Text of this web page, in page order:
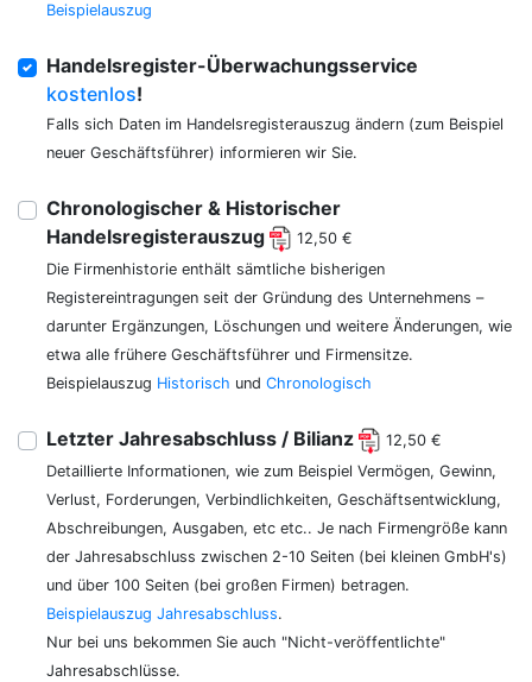
Beispielauszug
Handelsregister-Überwachungsservice
kostenlos!
Falls sich Daten im Handelsregisterauszug ändern (zum Beispiel
neuer Geschäftsführer) informieren wir Sie.
Chronologischer & Historischer
Handelsregisterauszug
12,50 €
Die Firmenhistorie enthält sämtliche bisherigen
Registereintragungen seit der Gründung des Unternehmens –
darunter Ergänzungen, Löschungen und weitere Änderungen, wie
etwa alle frühere Geschäftsführer und Firmensitze.
Beispielauszug Historisch und Chronologisch
Letzter Jahresabschluss / Bilianz
12,50 €
Detaillierte Informationen, wie zum Beispiel Vermögen, Gewinn,
Verlust, Forderungen, Verbindlichkeiten, Geschäftsentwicklung,
Abschreibungen, Ausgaben, etc etc.. Je nach Firmengröße kann
der Jahresabschluss zwischen 2-10 Seiten (bei kleinen GmbH's)
und über 100 Seiten (bei großen Firmen) betragen.
Beispielauszug Jahresabschluss.
Nur bei uns bekommen Sie auch "Nicht-veröffentlichte"
Jahresabschlüsse.